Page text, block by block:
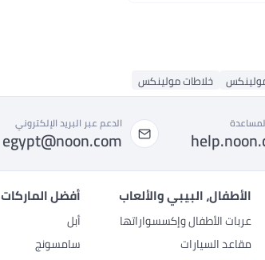
خلاطات مولينكس
الدعم عبر البريد الإلكتروني
egypt@noon.com
الأطفال، البيبي والألعاب
عربات الأطفال وإكسسواراتها
مقاعد السيارات
أفضل الماركات
أبل
سامسونج